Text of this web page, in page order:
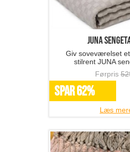
JUNA
Giv soveværelset
stilrent JUNA
Førpris
SPAR 62%
Læs